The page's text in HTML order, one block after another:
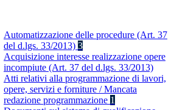
Automatizzazione delle procedure (Art. 37
del d.lgs. 33/2013) 3
Acquisizione interesse realizzazione opere
incompiute (Art. 37 del d.lgs. 33/2013)
Atti relativi alla programmazione di lavori,
opere, servizi e forniture / Mancata
redazione programmazione 1